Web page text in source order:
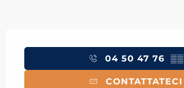
04 50 47 76 ▒▒
CONTATTATECI